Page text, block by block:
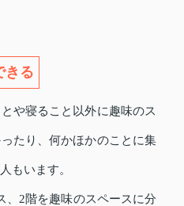
きる
や寝ること以外に趣味のス
たり、何かほかのことに集
もいます。
、2階を趣味のスペースに分